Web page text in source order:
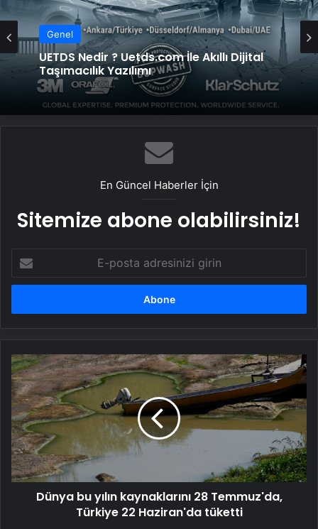
Genel
UETDS Nedir ? Uetds.com İle Akıllı Dijital
Taşımacılık Yazılımı
En Güncel Haberler İçin
Sitemize abone olabilirsiniz!
posta
adresinizi
Dünya
bu
yılın
kaynaklarını
28
Temmuz'da,
Türkiye
22
Haziran'da
tükettiDünya bu yılın kaynaklarını 28 Temmuz'da,
Türkiye 22 Haziran'da tüketti